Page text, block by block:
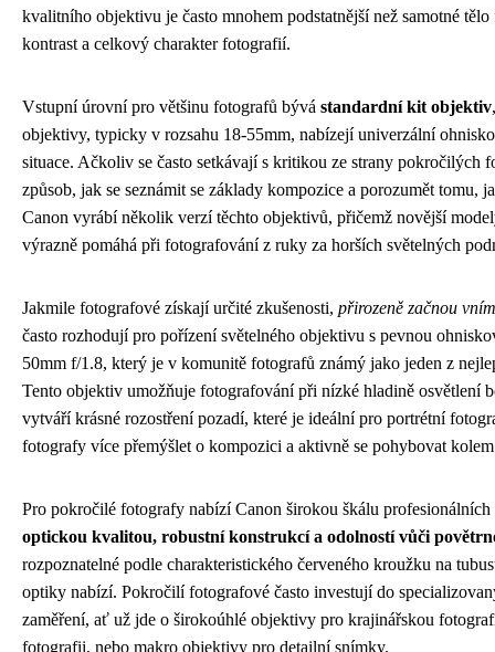
kvalitního objektivu je často mnohem podstatnější než samotné
kontrast a celkový charakter fotografií.
Vstupní úrovní pro většinu fotografů bývá standardní kit objektiv
objektivy, typicky v rozsahu 18-55mm, nabízejí univerzální
situace. Ačkoliv se často setkávají s kritikou ze strany pokročilých
způsob, jak se seznámit se základy kompozice a porozumět
Canon vyrábí několik verzí těchto objektivů, přičemž novější
výrazně pomáhá při fotografování z ruky za horších světelných
Jakmile fotografové získají určité zkušenosti, přirozeně začnou
často rozhodují pro pořízení světelného objektivu s pevnou
50mm f/1.8, který je v komunitě fotografů známý jako jeden z
Tento objektiv umožňuje fotografování při nízké hladině osvětlení
vytváří krásné rozostření pozadí, které je ideální pro portrétní
fotografy více přemýšlet o kompozici a aktivně se pohybovat
Pro pokročilé fotografy nabízí Canon širokou škálu
optickou kvalitou, robustní konstrukcí a odolností vůči
rozpoznatelné podle charakteristického červeného kroužku na
optiky nabízí. Pokročilí fotografové často investují do
zaměření, ať už jde o širokoúhlé objektivy pro krajinářskou
fotografii, nebo makro objektivy pro detailní snímky.